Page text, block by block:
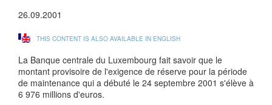
26.09.2001
THIS CONTENT IS ALSO AVAILABLE IN ENGLISH
La Banque centrale du Luxembourg fait savoir que le
montant provisoire de l'exigence de réserve pour la période
de maintenance qui a débuté le 24 septembre 2001 s'élève à
6 976 millions d'euros.